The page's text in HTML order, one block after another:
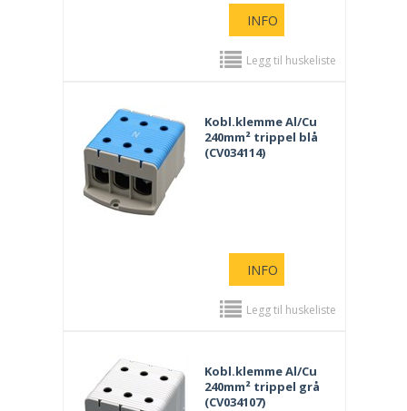
INFO
Legg til huskeliste
Kobl.klemme Al/Cu
240mm² trippel blå
(CV034114)
INFO
Legg til huskeliste
Kobl.klemme Al/Cu
240mm² trippel grå
(CV034107)